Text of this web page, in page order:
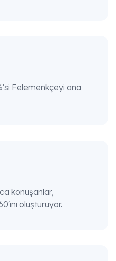
Felemenkçeyi ana
konuşanlar,
oluşturuyor.